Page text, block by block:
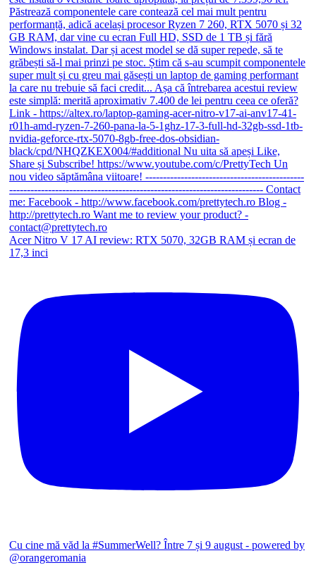
Acer Nitro V 17 AI review: RTX 5070, 32GB RAM și ecran de
17,3 inci
Cu cine mă văd la #SummerWell? Între 7 și 9 august - powered by
@orangeromania